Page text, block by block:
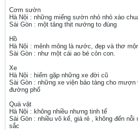
Cơm sườn
Hà Nội : những miếng sườn nhỏ nhỏ xào
Sài Gòn : một tảng thịt nướng to đùng
Hồ
Hà Nội : mênh mông là nước, đẹp và thơ
Sài Gòn : như một cái ao bé cỏn con.
Xe
Hà Nội : hiếm gặp những xe đời cũ
Sài Gòn : những xe viện bảo tàng cho mượn
đường phố
Quà vặt
Hà Nội : không nhiều nhưng tinh tế
Sài Gòn : nhiều vô kể, giá rẻ , không đến nỗi
sắc